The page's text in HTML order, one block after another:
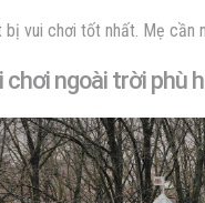
vui chơi tốt nhất. Mẹ cần
chơi ngoài trờiphù